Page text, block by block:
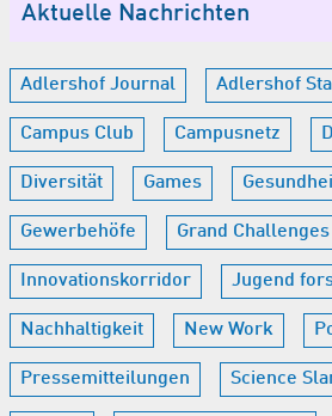
Aktuelle Nachrichten
Adlershof Journal Adlershof
Campus Club Campusnetz
Diversität Games
Gewerbehöfe Grand Challenges
Innovationskorridor Jugend
Nachhaltigkeit New Work
Pressemitteilungen Science